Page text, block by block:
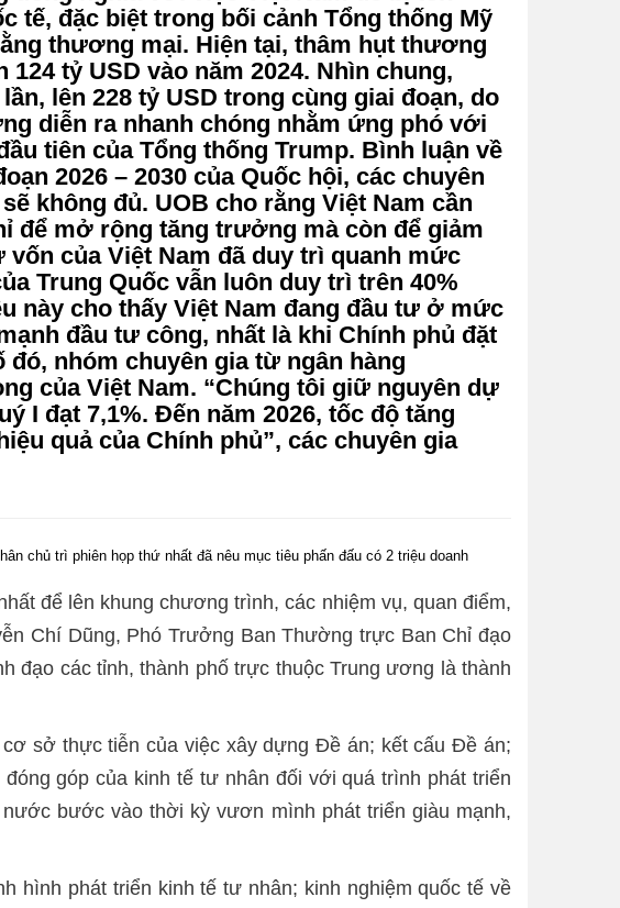
đặc biệt trong bối cảnh Tổng thống Mỹ
thương mại. Hiện tại, thâm hụt thương
tỷ USD vào năm 2024. Nhìn chung,
lên 228 tỷ USD trong cùng giai đoạn, do
diễn ra nhanh chóng nhằm ứng phó với
tiên của Tổng thống Trump. Bình luận về
2026 – 2030 của Quốc hội, các chuyên
không đủ. UOB cho rằng Việt Nam cần
để mở rộng tăng trưởng mà còn để giảm
của Việt Nam đã duy trì quanh mức
Trung Quốc vẫn luôn duy trì trên 40%
này cho thấy Việt Nam đang đầu tư ở mức
đầu tư công, nhất là khi Chính phủ đặt
nhóm chuyên gia từ ngân hàng
của Việt Nam. “Chúng tôi giữ nguyên dự
I đạt 7,1%. Đến năm 2026, tốc độ tăng
quả của Chính phủ”, các chuyên gia
chủ trì phiên họp thứ nhất đã nêu mục tiêu phấn đấu có 2 triệu doanh
để lên khung chương trình, các nhiệm vụ, quan điểm,
Chí Dũng, Phó Trưởng Ban Thường trực Ban Chỉ đạo
đạo các tỉnh, thành phố trực thuộc Trung ương là thành
sở thực tiễn của việc xây dựng Đề án; kết cấu Đề án;
góp của kinh tế tư nhân đối với quá trình phát triển
bước vào thời kỳ vươn mình phát triển giàu mạnh,
hình phát triển kinh tế tư nhân; kinh nghiệm quốc tế về